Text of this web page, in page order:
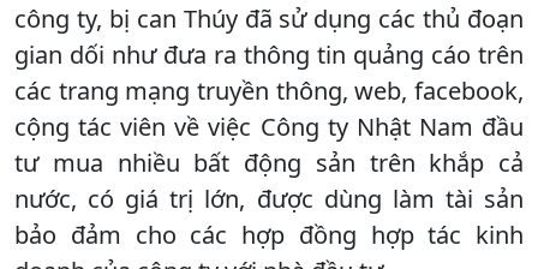
công ty, bị can Thúy đã sử dụng các thủ đoạn
gian dối như đưa ra thông tin quảng cáo trên
các trang mạng truyền thông, web, facebook,
cộng tác viên về việc Công ty Nhật Nam đầu
tư mua nhiều bất động sản trên khắp cả
nước, có giá trị lớn, được dùng làm tài sản
bảo đảm cho các hợp đồng hợp tác kinh